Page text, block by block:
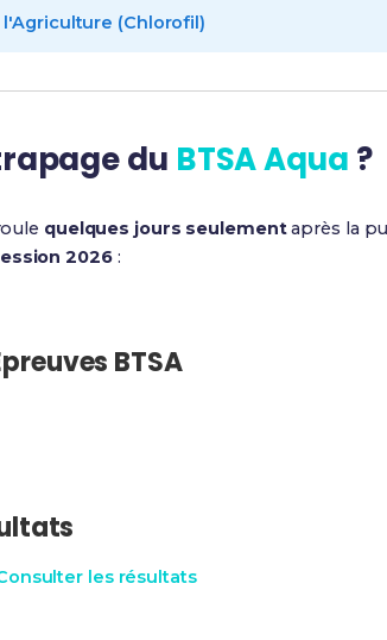
(Chlorofil)
du BTSA Aqua ?
quelques jours seulementaprès la
2026:
BTSA
les résultats